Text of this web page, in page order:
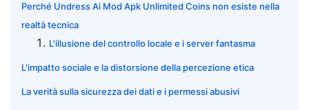
Perché Undress Ai Mod Apk Unlimited Coins non esiste nella
realtà tecnica
L'illusione del controllo locale e i server fantasma
L'impatto sociale e la distorsione della percezione etica
La verità sulla sicurezza dei dati e i permessi abusivi